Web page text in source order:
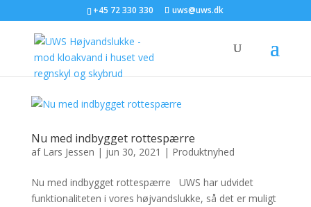
+45 72 330 330 uws@uws.dk
Nu med indbygget rottespærre
af Lars Jessen | jun 30, 2021 | Produktnyhed
Nu med indbygget rottespærre UWS har udvidet
funktionaliteten i vores højvandslukke, så det er muligt